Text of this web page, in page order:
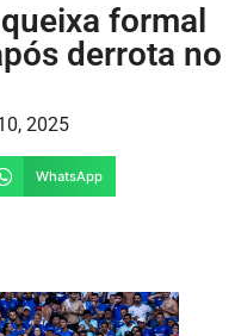
formal
derrota no
2025
WhatsApp